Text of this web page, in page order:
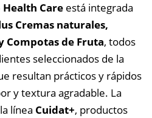
Care está integrada
Cremas naturales,
Compotas de Fruta, todos
seleccionados de la
resultan prácticos y rápidos
y textura agradable. La
línea Cuidat+, productos